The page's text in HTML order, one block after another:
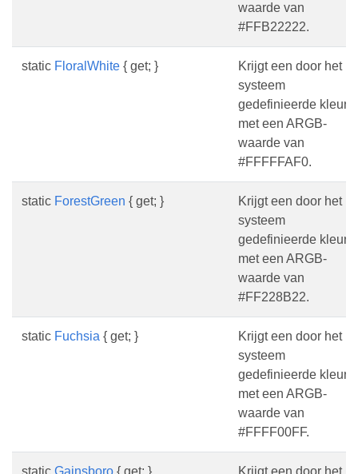
waarde van
#FFB22222.
static FloralWhite { get; }
Krijgt een door het
systeem
gedefinieerde kleur
met een ARGB-
waarde van
#FFFFFAF0.
static ForestGreen { get; }
Krijgt een door het
systeem
gedefinieerde kleur
met een ARGB-
waarde van
#FF228B22.
static Fuchsia { get; }
Krijgt een door het
systeem
gedefinieerde kleur
met een ARGB-
waarde van
#FFFF00FF.
static Gainsboro { get; }
Krijgt een door het